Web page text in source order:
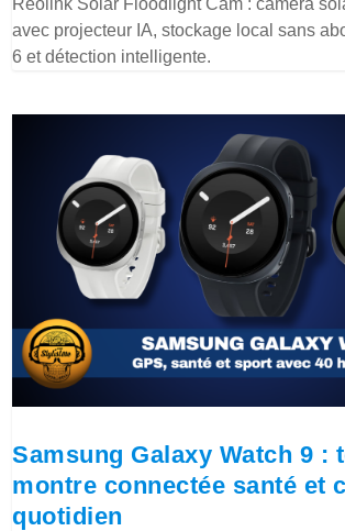
avec projecteur IA, stockage local sans
6 et détection intelligente.
Samsung Galaxy Watch 9 :
montre connectée santé et
quotidien